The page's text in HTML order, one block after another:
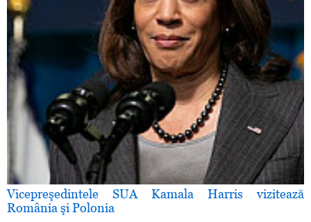
Vicepreşedintele SUA Kamala Harris vizitează
România şi Polonia